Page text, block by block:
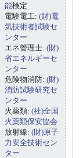
能検定
電験電工: (財)電
気技術者試験セ
ンター
エネ管理士: (財)
省エネルギーセ
ンター
危険物消防: (財)
消防試験研究セ
ンター
火薬類: (社)全国
火薬類保安協会
放射線: (財)原子
力安全技術セン
ター